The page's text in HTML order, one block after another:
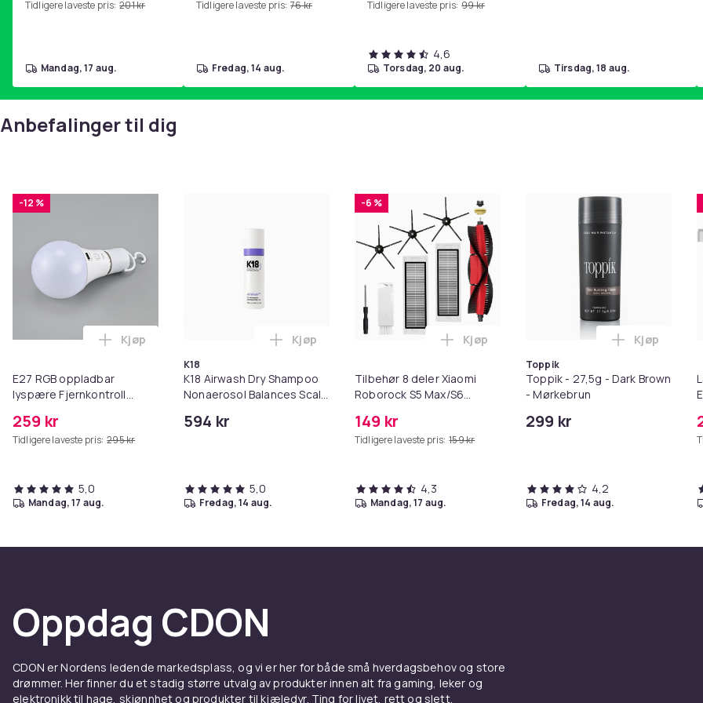
hjemmegymnastikk Pink
Tidligere laveste pris: 201 kr
mandag, 17 aug.
Tidligere laveste pris: 76 kr
fredag, 14 aug.
Tidligere laveste pris: 99 kr
4,6
torsdag, 20 aug. tirsdag, 18 aug.
Anbefalinger til dig
-12 %
E27 RGB oppladbar
lyspære Fjernkontroll
6500K
259 kr
Tidligere laveste pris: 295 kr
Legg E27 RGB oppladbar lyspære Fjernkontroll Timer Dimbar 2700 - 6500K i handlekurven
Kjøp
5,0
mandag, 17 aug.
K18
K18 Airwash Dry Shampoo
Nonaerosol Balances Scalp
594 kr
Legg K18 Airwash Dry Shampoo Nonaerosol Balances Scalp & Controls
Kjøp
5,0
fredag, 14 aug.
-6 %
Tilbehør 8 deler Xiaomi
Roborock S5 Max/S6
MAXV/S50/S51/S55/S5/S60/S65/S6
149 kr
Tidligere laveste pris: 159 kr
Legg Tilbehør 8 deler Xiaomi Roborock
Kjøp
4,3
mandag, 17 aug.
Toppik
Toppik - 27,5g - Dark Brown
- Mørkebrun
299 kr
Legg
Kjøp
4,2
fredag, 14 aug.
Oppdag CDON
CDON er Nordens ledende markedsplass, og vi er her for både små hverdagsbehov og store
drømmer. Her finner du et stadig større utvalg av produkter innen alt fra gaming, leker og
elektronikk til hage, skjønnhet og produkter til kjæledyr. Ting for livet, rett og slett.